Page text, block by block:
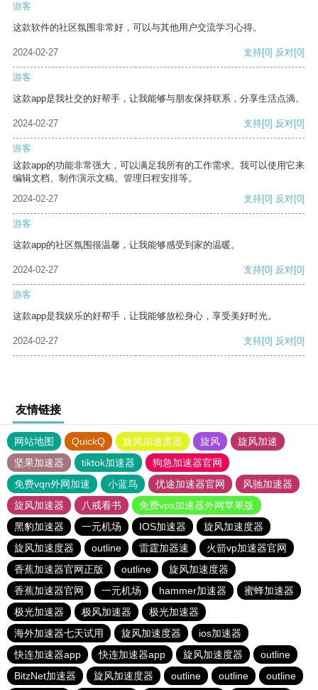
游客
这款软件的社区氛围非常好，可以与其他用户交流学习心得。
2024-02-27 支持[0] 反对[0]
游客
这款app是我社交的好帮手，让我能够与朋友保持联系，分享生活点滴。
2024-02-27 支持[0] 反对[0]
游客
这款app的功能非常强大，可以满足我所有的工作需求。我可以使用它来
编辑文档、制作演示文稿、管理日程安排等。
2024-02-27
支持[0] 反对[0]
游客
这款app的社区氛围很温馨，让我能够感受到家的温暖。
2024-02-27 支持[0] 反对[0]
游客
这款app是我娱乐的好帮手，让我能够放松身心，享受美好时光。
2024-02-27 支持[0] 反对[0]
友情链接
网站地图 QuickQ 旋风加速度器 旋风
旋风加速
坚果加速器
tiktok加速器
狗急加速器官网
免费vqn外网加速
小蓝鸟 优途加速器官网
风驰加速器
旋风加速器
八戒看书
免费vps加速器外网苹果版
黑豹加速器
一元机场 IOS加速器
旋风加速度器
旋风加速度器
outline 雷霆加器速
火箭vp加速器官网
香蕉加速器官网正版
outline
旋风加速度器
香蕉加速器官网
一元机场 hammer加速器
蜜蜂加速器
极光加速器
极风加速器
极光加速器
海外加速器七天试用
旋风加速度器
ios加速器
快连加速器app
快连加速器app 旋风加速度器
outline
BitzNet加速器
旋风加速度器 outline outline outline